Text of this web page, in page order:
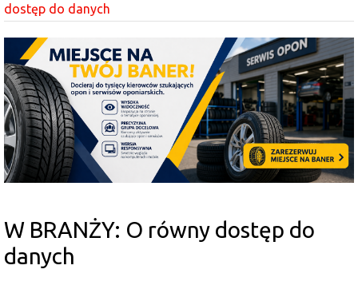
dostęp do danych
W BRANŻY: O równy dostęp do
danych